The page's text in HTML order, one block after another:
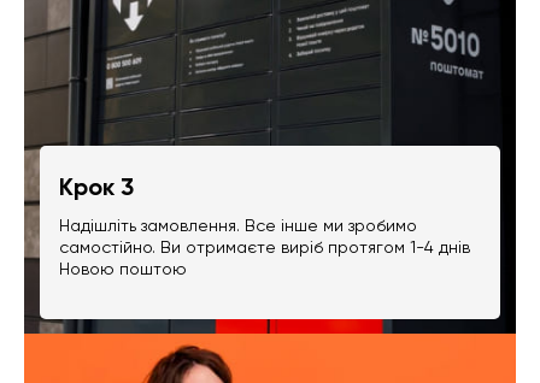
Крок 3
Надішліть замовлення. Все інше ми зробимо
самостійно. Ви отримаєте виріб протягом 1-4 днів
Новою поштою